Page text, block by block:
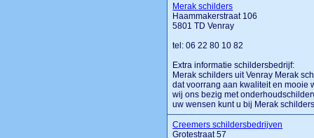
Merak schilders
Haammakerstraat 106
5801 TD Venray
tel: 06 22 80 10 82
Extra informatie schildersbedrijf:
Merak schilders uit Venray Merak
dat voorrang aan kwaliteit en mooie
wij ons bezig met
uw wensen kunt u bij Merak
Creemers schildersbedrijven
Grotestraat 57